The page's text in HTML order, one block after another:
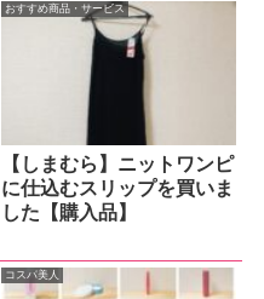
おすすめ商品・サービス
【しまむら】ニットワンピ
に仕込むスリップを買いま
した【購入品】
コスパ美人